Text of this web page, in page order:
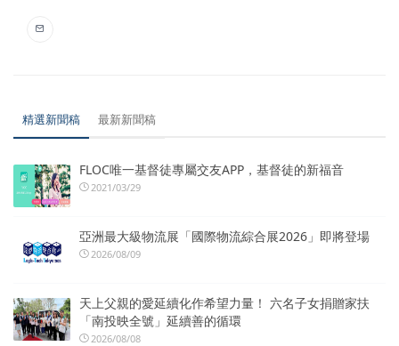
精選新聞稿 最新新聞稿
FLOC唯一基督徒專屬交友APP，基督徒的新福音
2021/03/29
亞洲最大級物流展「國際物流綜合展2026」即將登場
2026/08/09
天上父親的愛延續化作希望力量！ 六名子女捐贈家扶
「南投映全號」延續善的循環
2026/08/08